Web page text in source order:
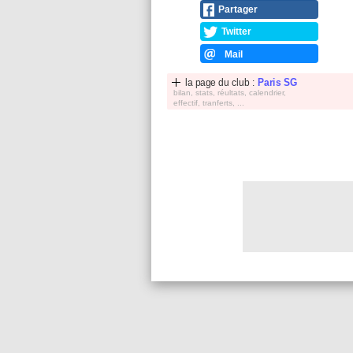
Partager
Twitter
Mail
la page du club : Paris SG
bilan, stats, réultats, calendrier,
effectif, tranferts, ...